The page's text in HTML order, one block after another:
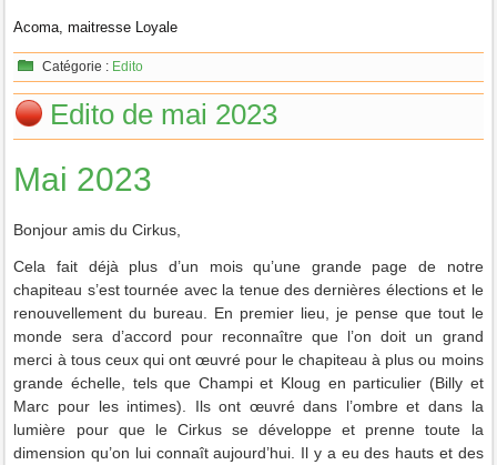
Acoma, maitresse Loyale
Catégorie : Edito
Edito de mai 2023
Mai 2023
Bonjour amis du Cirkus,
Cela fait déjà plus d’un mois qu’une grande page de notre
chapiteau s’est tournée avec la tenue des dernières élections et le
renouvellement du bureau. En premier lieu, je pense que tout le
monde sera d’accord pour reconnaître que l’on doit un grand
merci à tous ceux qui ont œuvré pour le chapiteau à plus ou moins
grande échelle, tels que Champi et Kloug en particulier (Billy et
Marc pour les intimes). Ils ont œuvré dans l’ombre et dans la
lumière pour que le Cirkus se développe et prenne toute la
dimension qu’on lui connaît aujourd’hui. Il y a eu des hauts et des